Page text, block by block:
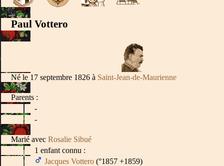
Paul Vottero
Né le 17 septembre 1826 à Saint-Jean-de-Maurienne
Parents :
-
-
Marié avec Rosalie Sibué
1 enfant connu :
Jacques Vottero (°1857 +1859)